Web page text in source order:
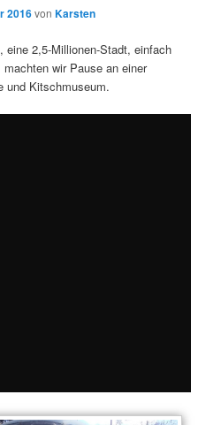
2016vonKarsten
eine 2,5-Millionen-Stadt, einfach
wir Pause an einer
und Kitschmuseum.